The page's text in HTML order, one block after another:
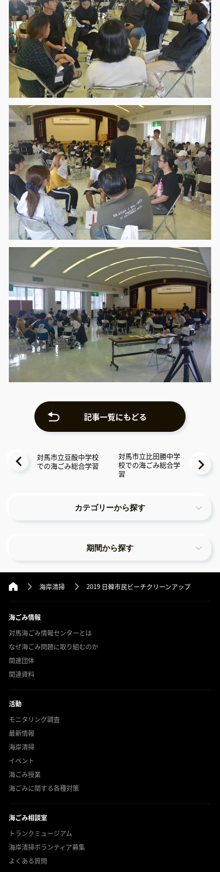
記事一覧にもどる
対馬市立豆酘中学校
での海ごみ総合学習
対馬市立比田勝中学
校での海ごみ総合学
習
カテゴリーから探す
期間から探す
海岸清掃 2019 日韓市民ビーチクリーンアップ
海ごみ情報
対馬海ごみ情報センターとは
なぜ海ごみ問題に取り組むのか
関連団体
関連資料
活動
モニタリング調査
最新情報
海岸清掃
イベント
海ごみ授業
海ごみに関する各種対策
海ごみ相談室
トランクミュージアム
海岸清掃ボランティア募集
よくある質問